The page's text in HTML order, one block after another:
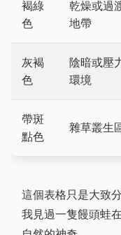
褐綠
色
乾燥或過
地帶
灰褐
色
陰暗或壓
環境
帶斑
點色
雜草叢生
這個表格只是大致
我見過一隻饅頭蛙